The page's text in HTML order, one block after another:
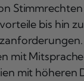
bis hin zu
mit
mit höheren